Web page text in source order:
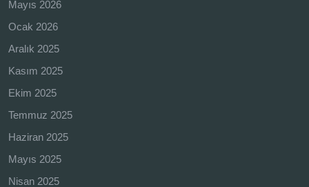
Mayıs 2026
Ocak 2026
Aralık 2025
Kasım 2025
Ekim 2025
Temmuz 2025
Haziran 2025
Mayıs 2025
Nisan 2025